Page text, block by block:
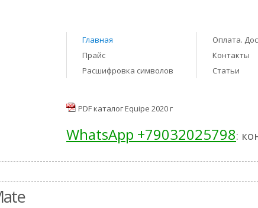
Главная
Прайс
Расшифровка символов
Оплата.
Контакты
Статьи
PDF каталог Equipe 2020 г
WhatsApp +79032025798: